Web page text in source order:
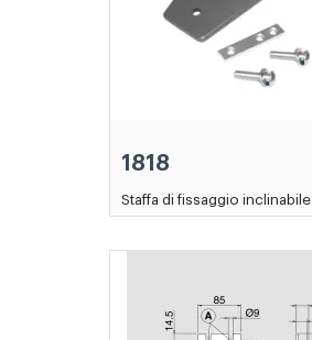
1818
Staffa di fissaggio inclinabile